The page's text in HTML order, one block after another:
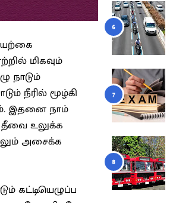
மிகவும்
நாடும்
நீரில் மூழ்கி
இதனை நாம்
உலுக்க
அசைக்க
கட்டியெழுப்ப